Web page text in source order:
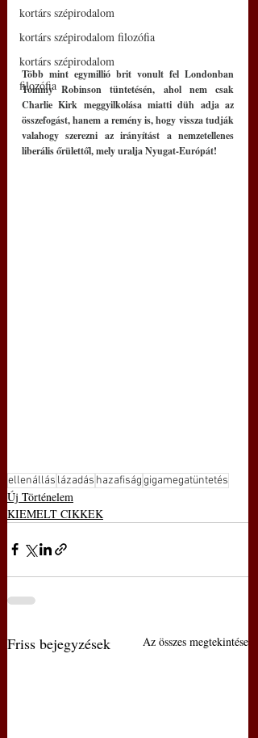
kortárs szépirodalom
kortárs szépirodalom filozófia
kortárs szépirodalom
filozófia
Több mint egymillió brit vonult fel Londonban
Tommy Robinson tüntetésén, ahol nem csak
Charlie Kirk meggyilkolása miatti düh adja az
összefogást, hanem a remény is, hogy vissza tudják
valahogy szerezni az irányítást a nemzetellenes
liberális őrülettől, mely uralja Nyugat-Európát!
ellenállás lázadás hazafisággigamegatüntetés
Új Történelem
KIEMELT CIKKEK
Friss bejegyzések Az összes megtekintése